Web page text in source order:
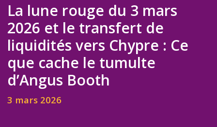
La lune rouge du 3 mars
2026 et le transfert de
liquidités vers Chypre : Ce
que cache le tumulte
d’Angus Booth
3 mars 2026